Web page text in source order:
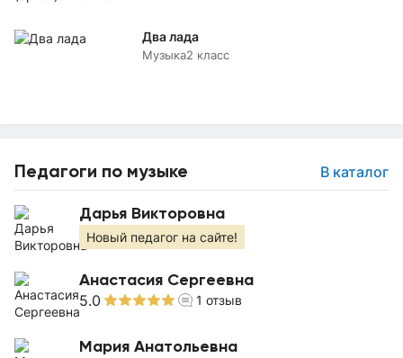
Два лада
Музыка2 класс
Педагоги по музыке В каталог
Дарья Викторовна
Новый педагог на сайте!
Анастасия Сергеевна
5.0 1 отзыв
Мария Анатольевна